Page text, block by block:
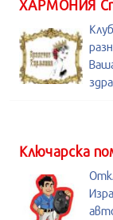
ХАРМОНИЯ
Kлючарска